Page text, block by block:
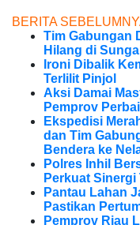
BERITA
Tim Gabungan
Hilang di
Ironi Dibalik
Terlilit Pinjol
Aksi Damai
Pemprov
Ekspedisi
dan Tim
Bendera ke
Polres Inhil
Perkuat
Pantau Lahan
Pastikan
Pemprov Riau